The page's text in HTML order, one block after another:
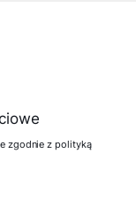
zgodnie z polityką